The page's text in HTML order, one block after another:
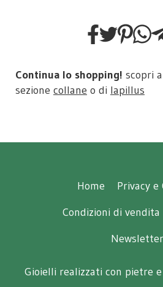
Continua lo shopping! scopri
sezione collane o di lapillus
Home
Privacy e
Condizioni di vendita
Newsletter
Gioielli realizzati con pietre